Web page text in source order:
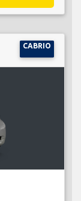
CABRIO